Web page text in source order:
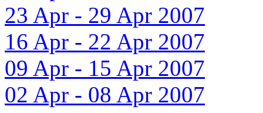
23 Apr - 29 Apr 2007
16 Apr - 22 Apr 2007
09 Apr - 15 Apr 2007
02 Apr - 08 Apr 2007